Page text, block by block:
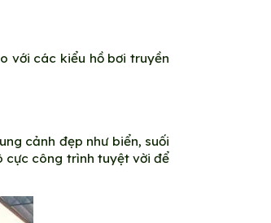
với các kiểu hồ bơi truyền
cảnh đẹp như biển, suối
cực công trình tuyệt vời để